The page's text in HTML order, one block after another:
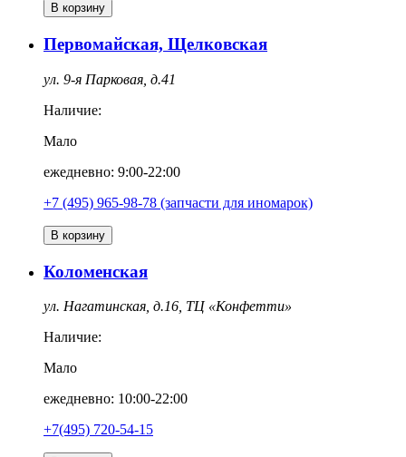
В корзину
Первомайская, Щелковская
ул. 9-я Парковая, д.41
Наличие:
Мало
ежедневно: 9:00-22:00
+7 (495) 965-98-78 (запчасти для иномарок)
В корзину
Коломенская
ул. Нагатинская, д.16, ТЦ «Конфетти»
Наличие:
Мало
ежедневно: 10:00-22:00
+7(495) 720-54-15